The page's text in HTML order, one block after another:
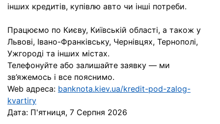
інших кредитів, купівлю авто чи інші потреби.
Працюємо по Києву, Київській області, а також у
Львові, Івано-Франківську, Чернівцях, Тернополі,
Ужгороді та інших містах.
Телефонуйте або залишайте заявку — ми
зв’яжемось і все пояснимо.
Web адреса: banknota.kiev.ua/kredit-pod-zalog-
kvartiry
Дата: П'ятниця, 7 Серпня 2026